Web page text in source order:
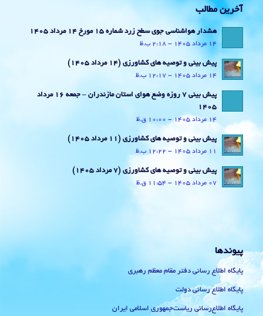
آخرین مطالب
هشدار هواشناسی جوی سطح زرد شماره 15 مورخ 14 مرداد 1405
14 مرداد 1405 - 2:18 ب.ظ
پیش بینی و توصیه های کشاورزی (14 مرداد ۱۴۰۵)
14 مرداد 1405 - 12:17 ب.ظ
پیش بینی 7 روزه وضع هوای استان مازندران – جمعه 16 مرداد
1405
14 مرداد 1405 - 10:00 ق.ظ
پیش بینی و توصیه های کشاورزی (11 مرداد ۱۴۰۵)
11 مرداد 1405 - 12:22 ب.ظ
پیش بینی و توصیه های کشاورزی (7 مرداد ۱۴۰۵)
07 مرداد 1405 - 11:54 ق.ظ
پیوندها
پایگاه اطلاع رسانی دفتر مقام معظم رهبری
پایگاه اطلاع رسانی دولت
پایگاه اطلاع‌رسانی ریاست‌جمهوری اسلامی ایران